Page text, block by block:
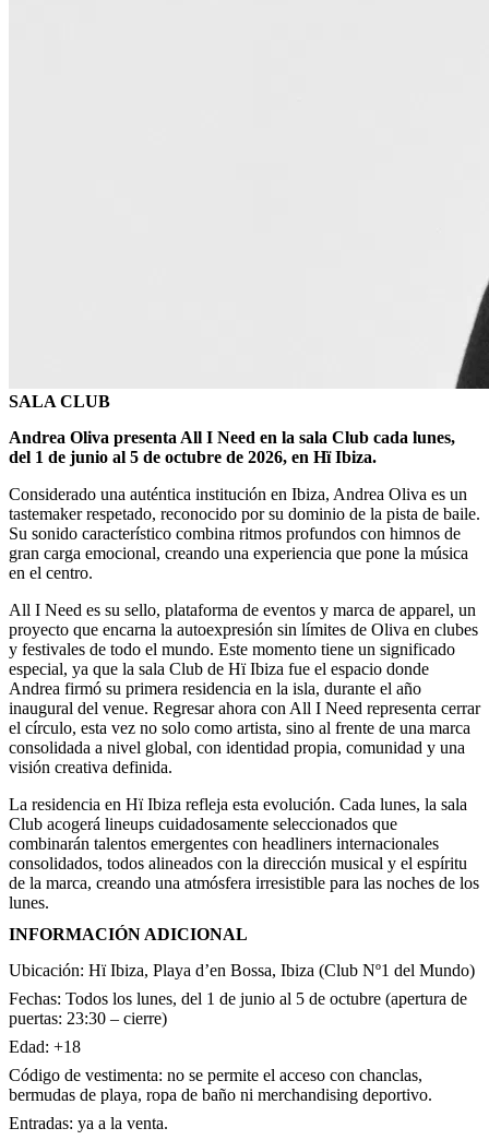
SALA CLUB
Andrea Oliva presenta All I Need en la sala Club cada lunes,
del 1 de junio al 5 de octubre de 2026, en Hï Ibiza.
Considerado una auténtica institución en Ibiza, Andrea Oliva es un
tastemaker respetado, reconocido por su dominio de la pista de baile.
Su sonido característico combina ritmos profundos con himnos de
gran carga emocional, creando una experiencia que pone la música
en el centro.
All I Need es su sello, plataforma de eventos y marca de apparel, un
proyecto que encarna la autoexpresión sin límites de Oliva en clubes
y festivales de todo el mundo. Este momento tiene un significado
especial, ya que la sala Club de Hï Ibiza fue el espacio donde
Andrea firmó su primera residencia en la isla, durante el año
inaugural del venue. Regresar ahora con All I Need representa cerrar
el círculo, esta vez no solo como artista, sino al frente de una marca
consolidada a nivel global, con identidad propia, comunidad y una
visión creativa definida.
La residencia en Hï Ibiza refleja esta evolución. Cada lunes, la sala
Club acogerá lineups cuidadosamente seleccionados que
combinarán talentos emergentes con headliners internacionales
consolidados, todos alineados con la dirección musical y el espíritu
de la marca, creando una atmósfera irresistible para las noches de los
lunes.
INFORMACIÓN ADICIONAL
Ubicación: Hï Ibiza, Playa d’en Bossa, Ibiza (Club Nº1 del Mundo)
Fechas: Todos los lunes, del 1 de junio al 5 de octubre (apertura de
puertas: 23:30 – cierre)
Edad: +18
Código de vestimenta: no se permite el acceso con chanclas,
bermudas de playa, ropa de baño ni merchandising deportivo.
Entradas: ya a la venta.